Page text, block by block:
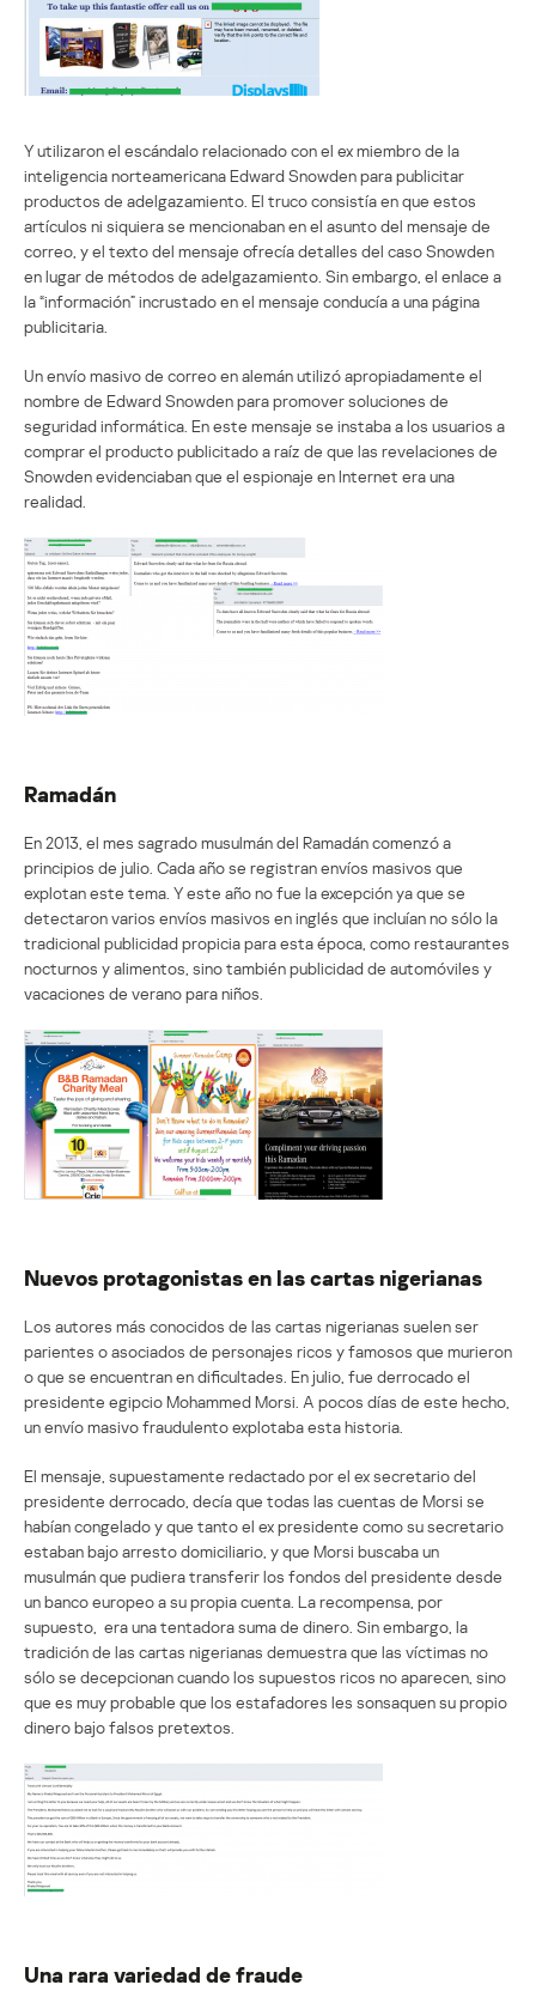
Y utilizaron el escándalo relacionado con el ex miembro de la
inteligencia norteamericana Edward Snowden para publicitar
productos de adelgazamiento. El truco consistía en que estos
artículos ni siquiera se mencionaban en el asunto del mensaje de
correo, y el texto del mensaje ofrecía detalles del caso Snowden
en lugar de métodos de adelgazamiento. Sin embargo, el enlace a
la “información” incrustado en el mensaje conducía a una página
publicitaria.
Un envío masivo de correo en alemán utilizó apropiadamente el
nombre de Edward Snowden para promover soluciones de
seguridad informática. En este mensaje se instaba a los usuarios a
comprar el producto publicitado a raíz de que las revelaciones de
Snowden evidenciaban que el espionaje en Internet era una
realidad.
Ramadán
En 2013, el mes sagrado musulmán del Ramadán comenzó a
principios de julio. Cada año se registran envíos masivos que
explotan este tema. Y este año no fue la excepción ya que se
detectaron varios envíos masivos en inglés que incluían no sólo la
tradicional publicidad propicia para esta época, como restaurantes
nocturnos y alimentos, sino también publicidad de automóviles y
vacaciones de verano para niños.
Nuevos protagonistas en las cartas nigerianas
Los autores más conocidos de las cartas nigerianas suelen ser
parientes o asociados de personajes ricos y famosos que murieron
o que se encuentran en dificultades. En julio, fue derrocado el
presidente egipcio Mohammed Morsi. A pocos días de este hecho,
un envío masivo fraudulento explotaba esta historia.
El mensaje, supuestamente redactado por el ex secretario del
presidente derrocado, decía que todas las cuentas de Morsi se
habían congelado y que tanto el ex presidente como su secretario
estaban bajo arresto domiciliario, y que Morsi buscaba un
musulmán que pudiera transferir los fondos del presidente desde
un banco europeo a su propia cuenta. La recompensa, por
supuesto, era una tentadora suma de dinero. Sin embargo, la
tradición de las cartas nigerianas demuestra que las víctimas no
sólo se decepcionan cuando los supuestos ricos no aparecen, sino
que es muy probable que los estafadores les sonsaquen su propio
dinero bajo falsos pretextos.
Una rara variedad de fraude